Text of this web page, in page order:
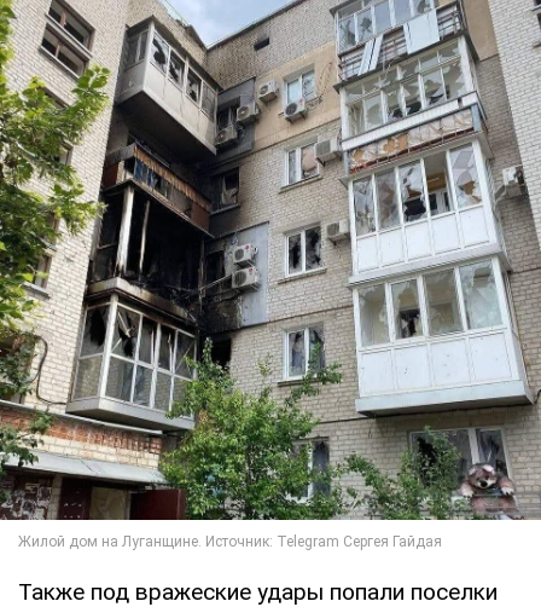
Также под вражеские удары попали поселки